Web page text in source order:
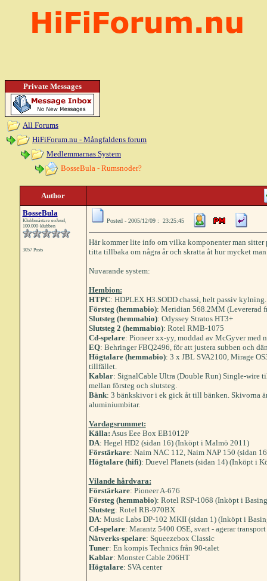
Private Messages
All Forums
HiFiForum.nu - Mångfaldens forum
Medlemmarnas System
BosseBula - Rumsnoder?
Author
BosseBula
Klubbmästare eoJeud,
100.000-klubben
3057 Posts
Posted - 2005/12/09 : 23:25:45
Här kommer lite info om vilka komponenter man sitter
titta tillbaka om några år och skratta åt hur mycket
Nuvarande system:
Hembion:
HTPC: HDPLEX H3.SODD chassi, helt passiv
Försteg (hemmabio): Meridian 568.2MM (Levererad
Slutsteg (hemmabio): Odyssey Stratos HT3+
Slutsteg 2 (hemmabio): Rotel RMB-1075
Cd-spelare: Pioneer xx-yy, moddad av McGyver med
EQ: Behringer FBQ2496, för att justera subben och
Högtalare (hemmabio): 3 x JBL SVA2100, Mirage
tillfället.
Kablar: SignalCable Ultra (Double Run) Single-wire
mellan försteg och slutsteg.
Bänk: 3 bänkskivor i ek gick åt till bänken. Skivorna
aluminiumbitar.
Vardagsrummet:
Källa: Asus Eee Box EB1012P
DA: Hegel HD2 (sidan 16) (Inköpt i Malmö 2011)
Förstärkare: Naim NAC 112, Naim NAP 150 (sidan
Högtalare (hifi): Duevel Planets (sidan 14) (Inköpt i
Vilande hårdvara:
Förstärkare: Pioneer A-676
Försteg (hemmabio): Rotel RSP-1068 (Inköpt i
Slutsteg: Rotel RB-970BX
DA: Music Labs DP-102 MKII (sidan 1) (Inköpt i
Cd-spelare: Marantz 5400 OSE, svart - agerar
Nätverks-spelare: Squeezebox Classic
Tuner: En kompis Technics från 90-talet
Kablar: Monster Cable 206HT
Högtalare: SVA center